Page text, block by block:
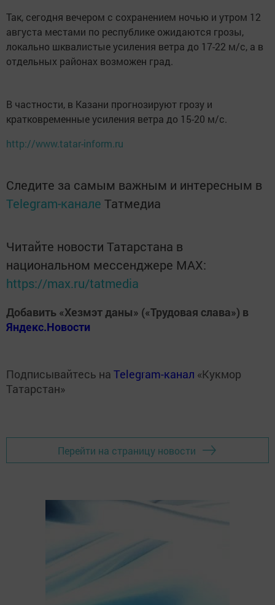
Так, сегодня вечером с сохранением ночью и утром 12
августа местами по республике ожидаются грозы,
локально шквалистые усиления ветра до 17-22 м/с, а в
отдельных районах возможен град.
В частности, в Казани прогнозируют грозу и
кратковременные усиления ветра до 15-20 м/с.
http://www.tatar-inform.ru
Следите за самым важным и интересным в
Telegram-канале Татмедиа
Читайте новости Татарстана в
национальном мессенджере MАХ:
https://max.ru/tatmedia
Добавить «Хезмэт даны» («Трудовая слава») в
Яндекс.Новости
Подписывайтесь на Telegram-канал «Кукмор
Татарстан»
Перейти на страницу новости